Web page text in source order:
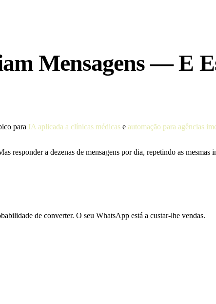
Mensagens — E
para IA aplicada a clínicas médicas e automação para agências
responder a dezenas de mensagens por dia, repetindo as mesmas
de converter. O seu WhatsApp está a custar-lhe vendas.